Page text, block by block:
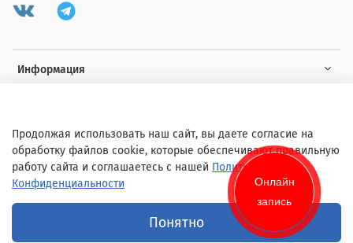
Информация
© 2020 Любое использование контента без письменного разрешения
Продолжая использовать наш сайт, вы даете согласие на
обработку файлов cookie, которые обеспечивают правильную
работу сайта и соглашаетесь с нашей Политикой
Конфиденциальности
Понятно
Онлайн
запись